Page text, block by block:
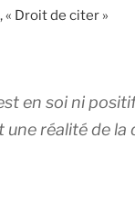
« Droit de citer »
en soi ni
une réalité de la